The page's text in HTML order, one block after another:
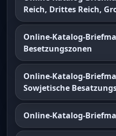
Reich, Drittes Reich,
Online-Katalog-
Besetzungszonen
Online-Katalog-
Sowjetische
Online-Katalog-